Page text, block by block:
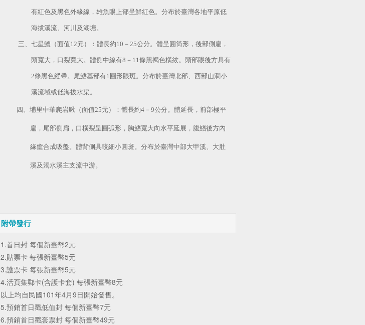
有紅色及黑色外緣線，雄魚眼上部呈鮮紅色。分布於臺灣各地平原低
海拔溪流、河川及湖塘。
三、七星鱧（面值12元）：體長約10 － 25公分 。體呈圓筒形，後部側扁，
頭寬大，口裂寬大。體側中線有8 － 11條黑褐色橫紋。頭部眼後方具有
2條黑色縱帶。尾鰭基部有1 圓形眼斑。分布於臺灣北部、西部山澗小
溪流域或低海拔水渠。
四、埔里中華爬岩鰍（面值25元）：體長約4 －9公分 。體延長，前部極平
扁，尾部側扁，口橫裂呈圓弧形，胸鰭寬大向水平延展，腹鰭後方內
緣癒合成吸盤。體背側具較細小圓斑。分布於臺灣中部大甲溪、大肚
溪及濁水溪主支流中游。
附帶發行
1.首日封 每個新臺幣2元
2.貼票卡 每張新臺幣5元
3.護票卡 每張新臺幣5元
4.活頁集郵卡(含護卡套) 每張新臺幣8元
以上均自民國101年4月9日開始發售。
5.預銷首日戳低值封 每個新臺幣7元
6.預銷首日戳套票封 每個新臺幣49元